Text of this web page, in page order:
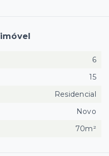
6
15
Residencial
Novo
70m²